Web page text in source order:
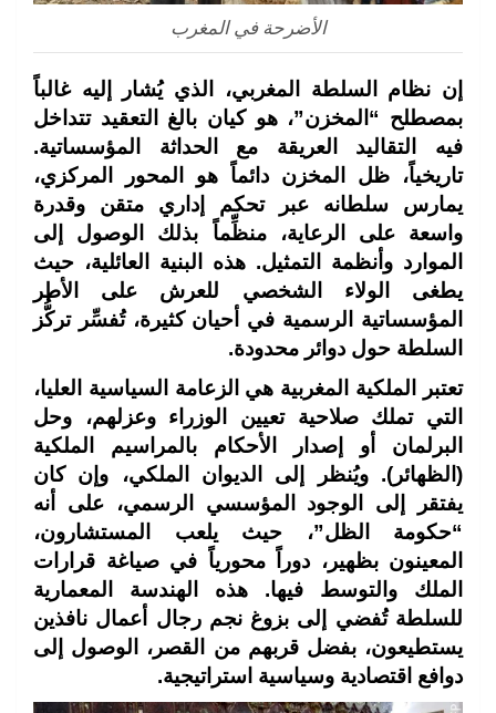
الأضرحة في المغرب
إن نظام السلطة المغربي، الذي يُشار إليه غالباً
بمصطلح “المخزن”، هو كيان بالغ التعقيد تتداخل
فيه التقاليد العريقة مع الحداثة المؤسساتية.
تاريخياً، ظل المخزن دائماً هو المحور المركزي،
يمارس سلطانه عبر تحكم إداري متقن وقدرة
واسعة على الرعاية، منظِّماً بذلك الوصول إلى
الموارد وأنظمة التمثيل. هذه البنية العائلية، حيث
يطغى الولاء الشخصي للعرش على الأطر
المؤسساتية الرسمية في أحيان كثيرة، تُفسِّر تركُّز
السلطة حول دوائر محدودة.
تعتبر الملكية المغربية هي الزعامة السياسية العليا،
التي تملك صلاحية تعيين الوزراء وعزلهم، وحل
البرلمان أو إصدار الأحكام بالمراسيم الملكية
(الظهائر). ويُنظر إلى الديوان الملكي، وإن كان
يفتقر إلى الوجود المؤسسي الرسمي، على أنه
“حكومة الظل”، حيث يلعب المستشارون،
المعينون بظهير، دوراً محورياً في صياغة قرارات
الملك والتوسط فيها. هذه الهندسة المعمارية
للسلطة تُفضي إلى بزوغ نجم رجال أعمال نافذين
يستطيعون، بفضل قربهم من القصر، الوصول إلى
دوافع اقتصادية وسياسية استراتيجية.